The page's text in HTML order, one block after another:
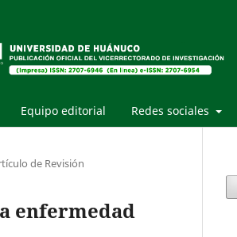
Equipo editorial Redes sociales
de Revisión
enfermedad